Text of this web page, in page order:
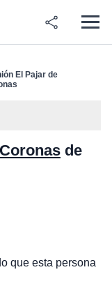
El Pajar de
de
que esta persona